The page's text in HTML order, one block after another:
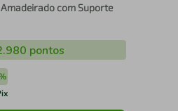
com Suporte
pontos